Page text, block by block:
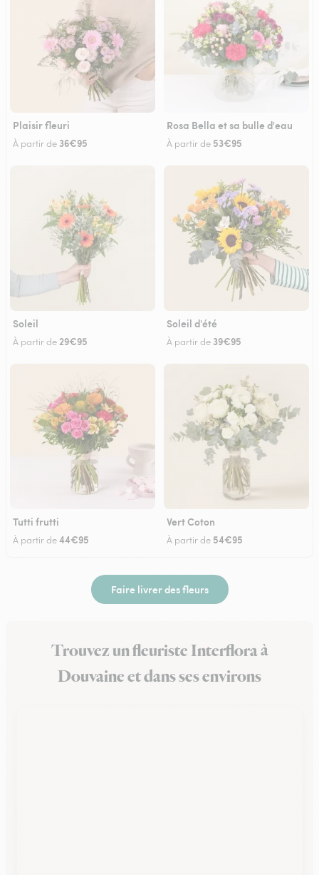
Plaisir fleuri
À partir de 36€95
Rosa Bella et sa bulle d'eau
À partir de 53€95
Soleil
À partir de 29€95
Soleil d'été
À partir de 39€95
Tutti frutti
À partir de44€95
Vert Coton
À partir de 54€95
Faire livrer des fleurs
Trouvez un fleuriste Interflora à
Douvaine et dans ses environs